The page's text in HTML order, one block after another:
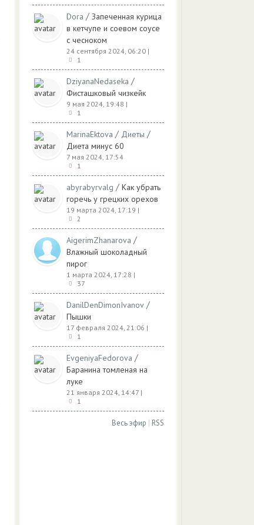
Dora / Запеченная курица
в кетчупе и соевом соусе
с чесноком
24 сентября 2024, 06:20 |
1
DziyanaNedaseka /
Фисташковый чизкейк
9 мая 2024, 19:48 |
1
MarinaEktova / Диеты /
Диета минус 60
7 мая 2024, 17:54
1
abyrabyrvalg / Как убрать
горечь у грецких орехов
19 марта 2024, 17:19 |
2
AigerimZhanarova /
Влажный шоколадный
пирог
1 марта 2024, 17:28 |
37
DanilDenDimonIvanov /
Пышки
17 февраля 2024, 21:06 |
1
EvgeniyaFedorova /
Баранина томленая на
луке
21 января 2024, 14:47 |
1
Весь эфир | RSS